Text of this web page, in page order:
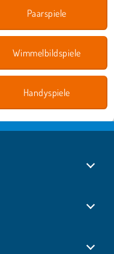
Paarspiele
Wimmelbildspiele
Handyspiele